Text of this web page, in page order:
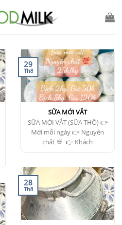
SỮA MỚI VẮT
SỮA MỚI VẮT (SỮA THÔ) 👉
Mới mỗi ngày 👉 Nguyên
chất 💯 👉 Khách
29
Th8
28
Th8